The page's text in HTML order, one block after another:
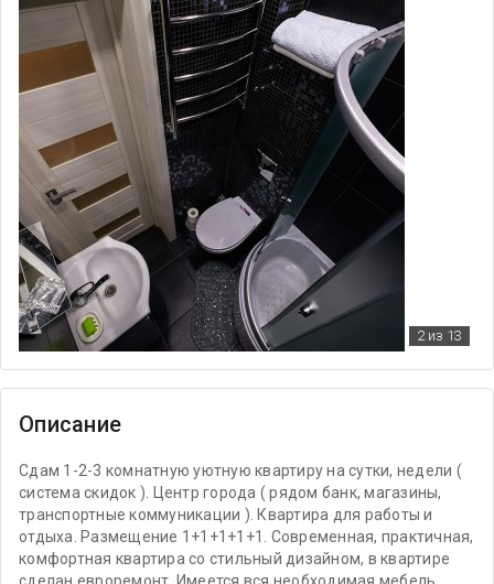
2из 13
Описание
Сдам 1-2-3 комнатную уютную квартиру на сутки, недели (
система скидок ). Центр города ( рядом банк, магазины,
транспортные коммуникации ). Квартира для работы и
отдыха. Размещение 1+1+1+1+1. Современная, практичная,
комфортная квартира со стильный дизайном, в квартире